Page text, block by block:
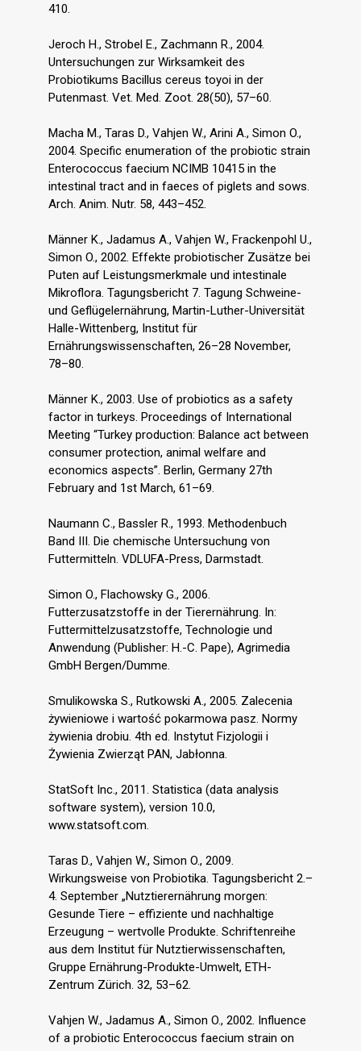
410.
Jeroch H., Strobel E., Zachmann R., 2004.
Untersuchungen zur Wirksamkeit des
Probiotikums Bacillus cereus toyoi in der
Putenmast. Vet. Med. Zoot. 28(50), 57–60.
Macha M., Taras D., Vahjen W., Arini A., Simon O.,
2004. Specific enumeration of the probiotic strain
Enterococcus faecium NCIMB 10415 in the
intestinal tract and in faeces of piglets and sows.
Arch. Anim. Nutr. 58, 443–452.
Männer K., Jadamus A., Vahjen W., Frackenpohl U.,
Simon O., 2002. Effekte probiotischer Zusätze bei
Puten auf Leistungsmerkmale und intestinale
Mikroflora. Tagungsbericht 7. Tagung Schweine-
und Geflügelernährung, Martin-Luther-Universität
Halle-Wittenberg, Institut für
Ernährungswissenschaften, 26–28 November,
78–80.
Männer K., 2003. Use of probiotics as a safety
factor in turkeys. Proceedings of International
Meeting “Turkey production: Balance act between
consumer protection, animal welfare and
economics aspects”. Berlin, Germany 27th
February and 1st March, 61–69.
Naumann C., Bassler R., 1993. Methodenbuch
Band III. Die chemische Untersuchung von
Futtermitteln. VDLUFA-Press, Darmstadt.
Simon O., Flachowsky G., 2006.
Futterzusatzstoffe in der Tierernährung. In:
Futtermittelzusatzstoffe, Technologie und
Anwendung (Publisher: H.-C. Pape), Agrimedia
GmbH Bergen/Dumme.
Smulikowska S., Rutkowski A., 2005. Zalecenia
żywieniowe i wartość pokarmowa pasz. Normy
żywienia drobiu. 4th ed. Instytut Fizjologii i
Żywienia Zwierząt PAN, Jabłonna.
StatSoft Inc., 2011. Statistica (data analysis
software system), version 10.0,
www.statsoft.com.
Taras D., Vahjen W., Simon O., 2009.
Wirkungsweise von Probiotika. Tagungsbericht 2.–
4. September „Nutztierernährung morgen:
Gesunde Tiere – effiziente und nachhaltige
Erzeugung – wertvolle Produkte. Schriftenreihe
aus dem Institut für Nutztierwissenschaften,
Gruppe Ernährung-Produkte-Umwelt, ETH-
Zentrum Zürich. 32, 53–62.
Vahjen W., Jadamus A., Simon O., 2002. Influence
of a probiotic Enterococcus faecium strain on